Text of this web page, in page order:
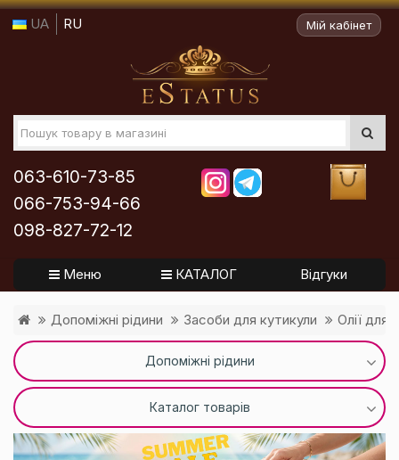
UA RU Мій кабінет
063-610-73-85
066-753-94-66
098-827-72-12
Меню КАТАЛОГ Відгуки
Допоміжні рідини Засоби для кутикули Олії для
Допоміжні рідини
Каталог товарів